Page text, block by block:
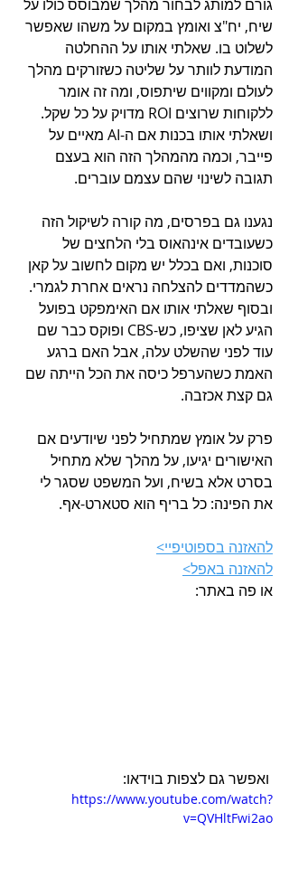
גורם למותג לבחור מהלך שמבוסס כולו על
שיח, יח"צ ואומץ במקום על משהו שאפשר
לשלוט בו. שאלתי אותו על ההחלטה
המודעת לוותר על שליטה כשזורקים מהלך
לעולם ומקווים שיתפוס, ומה זה אומר
ללקוחות שרוצים ROI מדויק על כל שקל.
ושאלתי אותו בכנות אם ה-AI מאיים על
פייבר, וכמה מהמהלך הזה הוא בעצם
תגובה לשינוי שהם עצמם עוברים.
נגענו גם בפרסים, מה קורה לשיקול הזה
כשעובדים אינהאוס בלי הלחצים של
סוכנות, ואם בכלל יש מקום לחשוב על קאן
כשהמדדים להצלחה נראים אחרת לגמרי.
ובסוף שאלתי אותו אם האימפקט בפועל
הגיע לאן שציפו, כש-CBS ופוקס כבר שם
עוד לפני שהשלט עלה, אבל האם ברגע
האמת כשהערפל כיסה את הכל הייתה שם
גם קצת אכזבה.
פרק על אומץ שמתחיל לפני שיודעים אם
האישורים יגיעו, על מהלך שלא מתחיל
בסרט אלא בשיח, ועל המשפט שסגר לי
את הפינה: כל בריף הוא סטארט-אף.
להאזנה בספוטיפיי>
להאזנה באפל>
או פה באתר:
ואפשר גם לצפות בוידאו:
https://www.youtube.com/watch?
v=QVHltFwi2ao